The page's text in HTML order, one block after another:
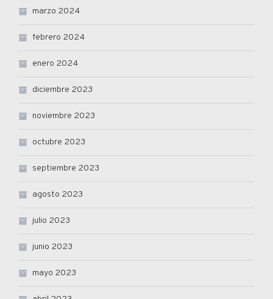
marzo 2024
febrero 2024
enero 2024
diciembre 2023
noviembre 2023
octubre 2023
septiembre 2023
agosto 2023
julio 2023
junio 2023
mayo 2023